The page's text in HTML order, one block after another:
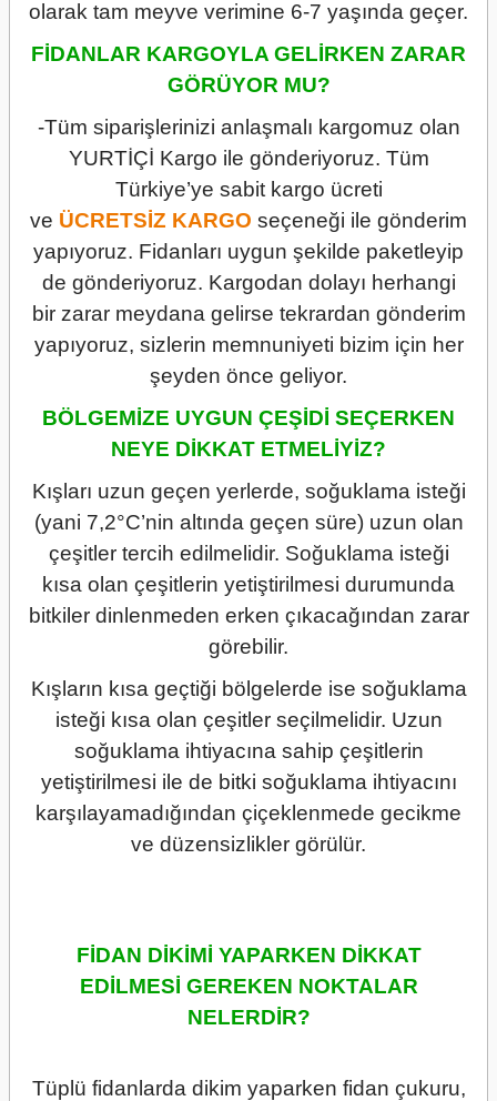
olarak tam meyve verimine 6-7 yaşında geçer.
FİDANLAR KARGOYLA GELİRKEN ZARAR
GÖRÜYOR MU?
-Tüm siparişlerinizi anlaşmalı kargomuz olan
YURTİÇİ Kargo ile gönderiyoruz. Tüm
Türkiye’ye sabit kargo ücreti
ve ÜCRETSİZ KARGO seçeneği ile gönderim
yapıyoruz. Fidanları uygun şekilde paketleyip
de gönderiyoruz. Kargodan dolayı herhangi
bir zarar meydana gelirse tekrardan gönderim
yapıyoruz, sizlerin memnuniyeti bizim için her
şeyden önce geliyor.
BÖLGEMİZE UYGUN ÇEŞİDİ SEÇERKEN
NEYE DİKKAT ETMELİYİZ?
Kışları uzun geçen yerlerde, soğuklama isteği
(yani 7,2°C’nin altında geçen süre) uzun olan
çeşitler tercih edilmelidir. Soğuklama isteği
kısa olan çeşitlerin yetiştirilmesi durumunda
bitkiler dinlenmeden erken çıkacağından zarar
görebilir.
Kışların kısa geçtiği bölgelerde ise soğuklama
isteği kısa olan çeşitler seçilmelidir. Uzun
soğuklama ihtiyacına sahip çeşitlerin
yetiştirilmesi ile de bitki soğuklama ihtiyacını
karşılayamadığından çiçeklenmede gecikme
ve düzensizlikler görülür.
FİDAN DİKİMİ YAPARKEN DİKKAT
EDİLMESİ GEREKEN NOKTALAR
NELERDİR?
Tüplü fidanlarda dikim yaparken fidan çukuru,